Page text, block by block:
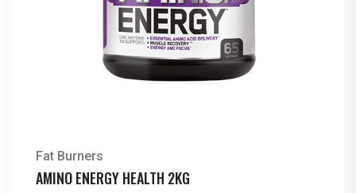
Fat Burners
AMINO ENERGY HEALTH 2KG